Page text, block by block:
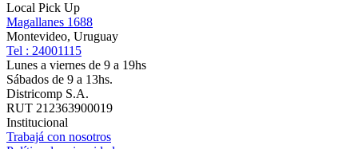
Local Pick Up
Magallanes 1688
Montevideo, Uruguay
Tel : 24001115
Lunes a viernes de 9 a 19hs
Sábados de 9 a 13hs.
Districomp S.A.
RUT 212363900019
Institucional
Trabajá con nosotros